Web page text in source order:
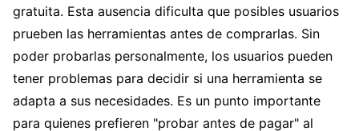
gratuita. Esta ausencia dificulta que posibles usuarios
prueben las herramientas antes de comprarlas. Sin
poder probarlas personalmente, los usuarios pueden
tener problemas para decidir si una herramienta se
adapta a sus necesidades. Es un punto importante
para quienes prefieren "probar antes de pagar" al